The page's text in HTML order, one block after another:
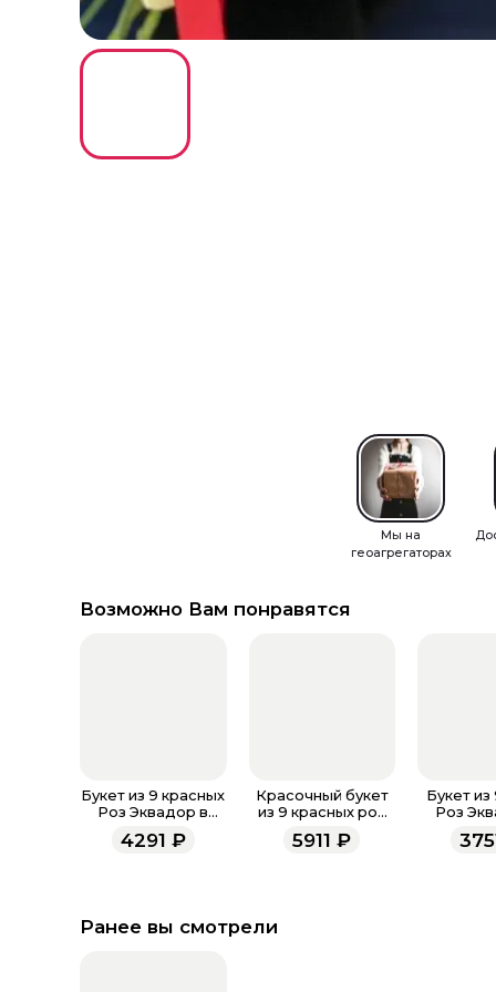
Мы на
геоагрегаторах
Возможно Вам понравятся
Букет из 9 красных
Роз Эквадор в
4291 ₽
Красочный букет
из 9 красных роз
фоамиране 100 см
5911 ₽
Букет
Роз
Ранее вы смотрели